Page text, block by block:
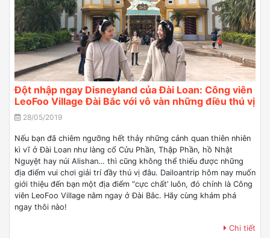
Đột nhập ngay Disneyland của Đài Loan: Công viên
LeoFoo Village Đài Bắc với vô vàn những điều thú vị
28/05/2019
Nếu bạn đã chiêm ngưỡng hết thảy những cảnh quan thiên nhiên
kì vĩ ở Đài Loan như làng cổ Cửu Phần, Thập Phần, hồ Nhật
Nguyệt hay núi Alishan… thì cũng không thể thiếu được những
địa điểm vui chơi giải trí đầy thú vị đâu. Dailoantrip hôm nay muốn
giới thiệu đến bạn một địa điểm “cực chất’ luôn, đó chính là Công
viên LeoFoo Village nằm ngay ở Đài Bắc. Hãy cùng khám phá
ngay thôi nào!
Chi tiết